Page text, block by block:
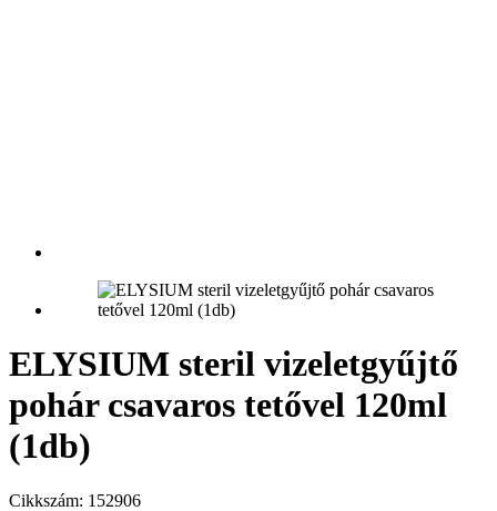
ELYSIUM steril vizeletgyűjtő
pohár csavaros tetővel 120ml
(1db)
Cikkszám: 152906